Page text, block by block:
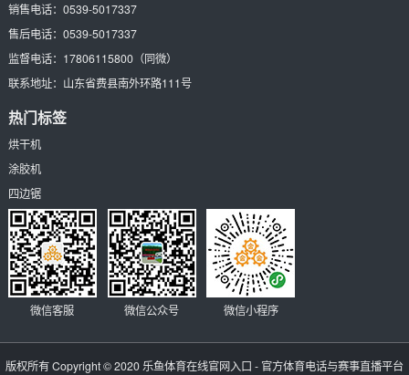
销售电话： 0539-5017337
售后电话： 0539-5017337
监督电话： 17806115800（同微）
联系地址： 山东省费县南外环路111号
热门标签
烘干机
涂胶机
四边锯
微信客服 微信公众号 微信小程序
版权所有 Copyright © 2020乐鱼体育在线官网入口 - 官方体育电话与赛事直播平台